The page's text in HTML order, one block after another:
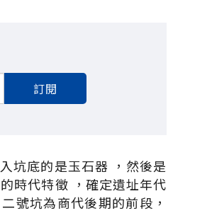
訂閱
坑底的是玉石器 ，然後是
時代特徵 ，確定遺址年代
號坑為商代後期的前段，